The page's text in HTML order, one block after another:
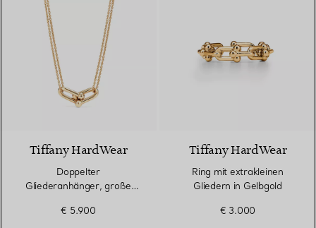
Tiffany HardWear
Doppelter
Gliederanhänger, große
€ 5.900
Tiffany HardWear
Ring mit extrakleinen
Gliedern in Gelbgold
€ 3.000